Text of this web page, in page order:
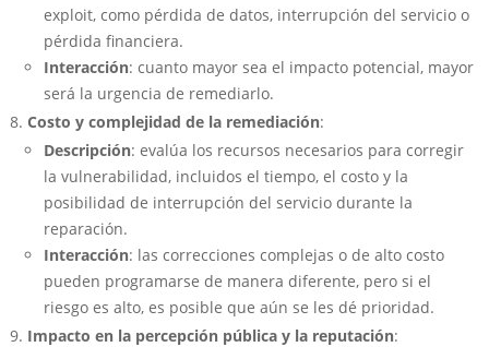
exploit, como pérdida de datos, interrupción del servicio o
pérdida financiera.
Interacción: cuanto mayor sea el impacto potencial, mayor
será la urgencia de remediarlo.
Costo y complejidad de la remediación:
Descripción: evalúa los recursos necesarios para corregir
la vulnerabilidad, incluidos el tiempo, el costo y la
posibilidad de interrupción del servicio durante la
reparación.
Interacción: las correcciones complejas o de alto costo
pueden programarse de manera diferente, pero si el
riesgo es alto, es posible que aún se les dé prioridad.
Impacto en la percepción pública y la reputación: